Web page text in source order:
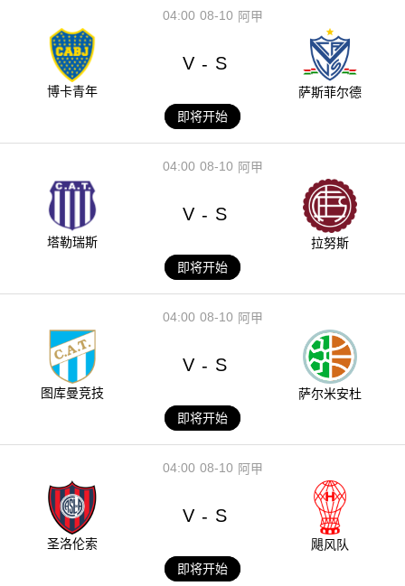
08-10
04:00 阿甲
博卡青年
V - S
萨斯菲尔德
即将开始
08-10
04:00 阿甲
塔勒瑞斯
V - S
拉努斯
即将开始
08-10
04:00 阿甲
图库曼竞技
V - S
萨尔米安杜
即将开始
08-10
04:00 阿甲
圣洛伦索
V - S
飓风队
即将开始